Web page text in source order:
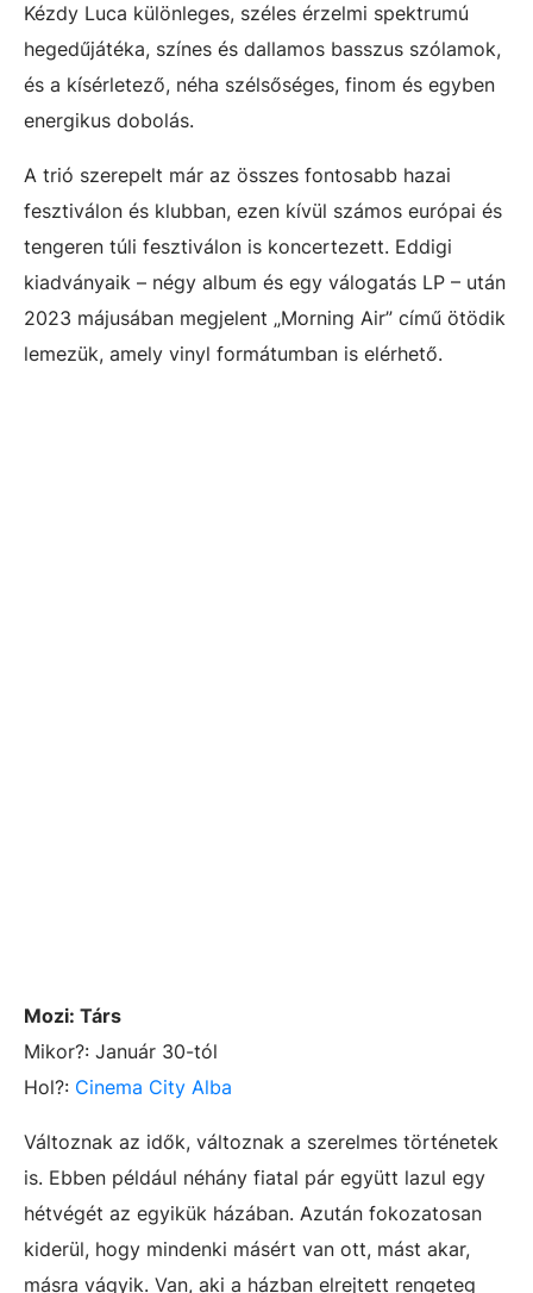
Kézdy Luca különleges, széles érzelmi spektrumú
hegedűjátéka, színes és dallamos basszus szólamok,
és a kísérletező, néha szélsőséges, finom és egyben
energikus dobolás.
A trió szerepelt már az összes fontosabb hazai
fesztiválon és klubban, ezen kívül számos európai és
tengeren túli fesztiválon is koncertezett. Eddigi
kiadványaik – négy album és egy válogatás LP – után
2023 májusában megjelent „Morning Air” című ötödik
lemezük, amely vinyl formátumban is elérhető.
Mozi: Társ
Mikor?: Január 30-tól
Hol?: Cinema City Alba
Változnak az idők, változnak a szerelmes történetek
is. Ebben például néhány fiatal pár együtt lazul egy
hétvégét az egyikük házában. Azután fokozatosan
kiderül, hogy mindenki másért van ott, mást akar,
másra vágyik. Van, aki a házban elrejtett rengeteg